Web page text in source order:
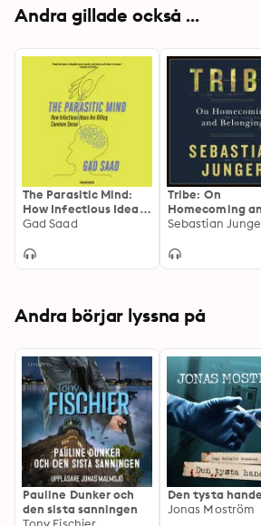
Andra gillade också ...
The Parasitic Mind:
How Infectious Ideas
Are Killing Common
Gad Saad
Tribe: On
Homecoming
Belonging
Sebastian
Andra börjar lyssna på
Pauline Dunker och
den sista sanningen
Den tysta
Jonas Moström